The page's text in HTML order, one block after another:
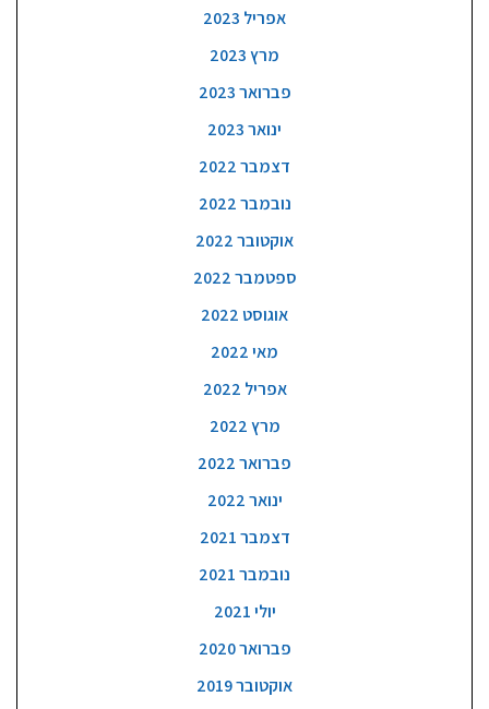
אפריל 2023
מרץ 2023
פברואר 2023
ינואר 2023
דצמבר 2022
נובמבר 2022
אוקטובר 2022
ספטמבר 2022
אוגוסט 2022
מאי 2022
אפריל 2022
מרץ 2022
פברואר 2022
ינואר 2022
דצמבר 2021
נובמבר 2021
יולי 2021
פברואר 2020
אוקטובר 2019